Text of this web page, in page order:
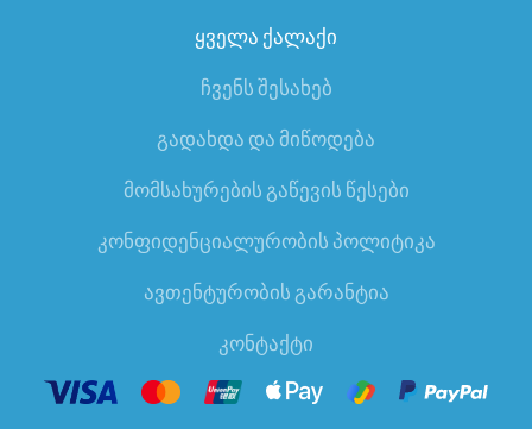
ყველა ქალაქი
ჩვენს შესახებ
გადახდა და მიწოდება
მომსახურების გაწევის წესები
კონფიდენციალურობის პოლიტიკა
ავთენტურობის გარანტია
კონტაქტი